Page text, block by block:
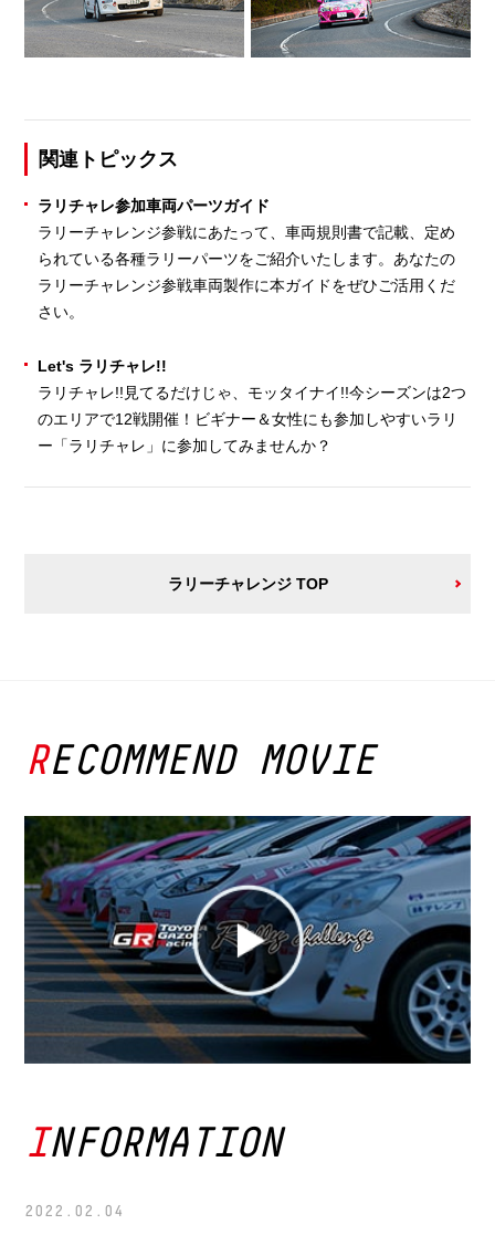
関連トピックス
ラリチャレ参加車両パーツガイド
ラリーチャレンジ参戦にあたって、車両規則書で記載、定め
られている各種ラリーパーツをご紹介いたします。あなたの
ラリーチャレンジ参戦車両製作に本ガイドをぜひご活用くだ
さい。
Let's ラリチャレ!!
ラリチャレ!!見てるだけじゃ、モッタイナイ!!今シーズンは2つ
のエリアで12戦開催！ビギナー＆女性にも参加しやすいラリ
ー「ラリチャレ」に参加してみませんか？
ラリーチャレンジ TOP
RECOMMEND MOVIE
INFORMATION
2022.02.04